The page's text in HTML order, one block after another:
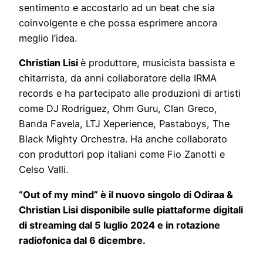
sentimento e accostarlo ad un beat che sia
coinvolgente e che possa esprimere ancora
meglio l’idea.
Christian Lisi è produttore, musicista bassista e
chitarrista, da anni collaboratore della IRMA
records e ha partecipato alle produzioni di artisti
come DJ Rodriguez, Ohm Guru, Clan Greco,
Banda Favela, LTJ Xeperience, Pastaboys, The
Black Mighty Orchestra. Ha anche collaborato
con produttori pop italiani come Fio Zanotti e
Celso Valli.
“Out of my mind” è il nuovo singolo di Odiraa &
Christian Lisi disponibile sulle piattaforme digitali
di streaming dal 5 luglio 2024 e in rotazione
radiofonica dal 6 dicembre.